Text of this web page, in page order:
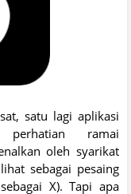
satu lagi aplikasi
ramai
oleh syarikat
sebagai pesaing
X). Tapi apa